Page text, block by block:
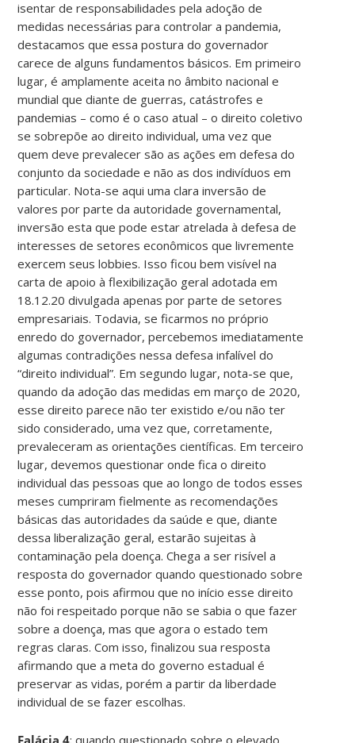
isentar de responsabilidades pela adoção de
medidas necessárias para controlar a pandemia,
destacamos que essa postura do governador
carece de alguns fundamentos básicos. Em primeiro
lugar, é amplamente aceita no âmbito nacional e
mundial que diante de guerras, catástrofes e
pandemias – como é o caso atual – o direito coletivo
se sobrepõe ao direito individual, uma vez que
quem deve prevalecer são as ações em defesa do
conjunto da sociedade e não as dos indivíduos em
particular. Nota-se aqui uma clara inversão de
valores por parte da autoridade governamental,
inversão esta que pode estar atrelada à defesa de
interesses de setores econômicos que livremente
exercem seus lobbies. Isso ficou bem visível na
carta de apoio à flexibilização geral adotada em
18.12.20 divulgada apenas por parte de setores
empresariais. Todavia, se ficarmos no próprio
enredo do governador, percebemos imediatamente
algumas contradições nessa defesa infalível do
“direito individual”. Em segundo lugar, nota-se que,
quando da adoção das medidas em março de 2020,
esse direito parece não ter existido e/ou não ter
sido considerado, uma vez que, corretamente,
prevaleceram as orientações científicas. Em terceiro
lugar, devemos questionar onde fica o direito
individual das pessoas que ao longo de todos esses
meses cumpriram fielmente as recomendações
básicas das autoridades da saúde e que, diante
dessa liberalização geral, estarão sujeitas à
contaminação pela doença. Chega a ser risível a
resposta do governador quando questionado sobre
esse ponto, pois afirmou que no início esse direito
não foi respeitado porque não se sabia o que fazer
sobre a doença, mas que agora o estado tem
regras claras. Com isso, finalizou sua resposta
afirmando que a meta do governo estadual é
preservar as vidas, porém a partir da liberdade
individual de se fazer escolhas.
Falácia 4: quando questionado sobre o elevado